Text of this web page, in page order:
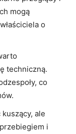
mogą
o
techniczną.
co
ale
i